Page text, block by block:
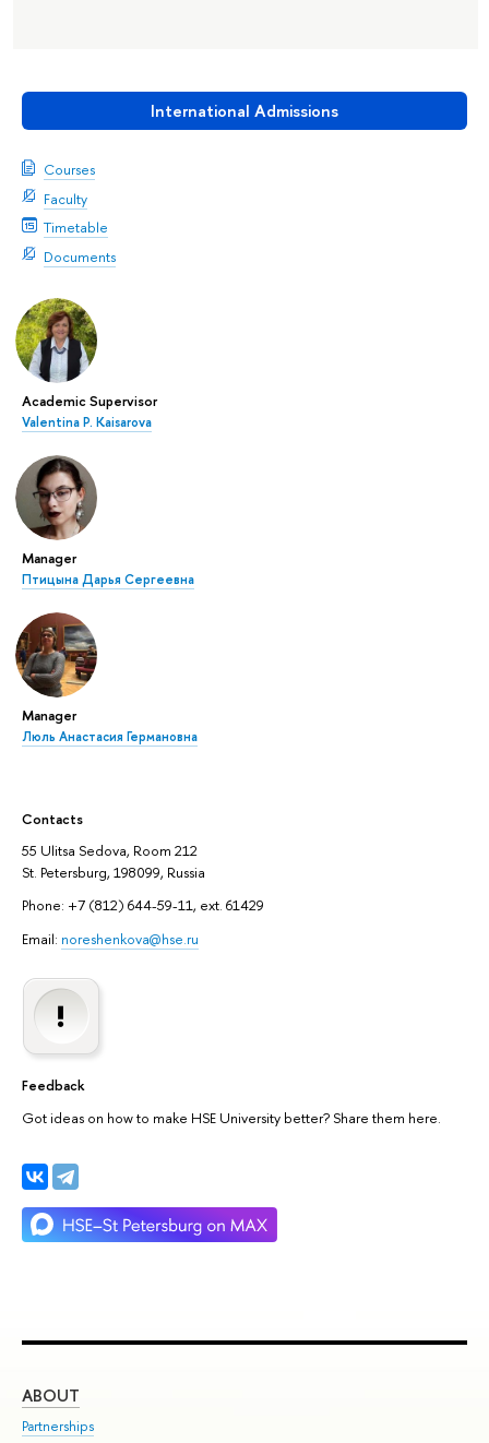
International Admissions
Courses
Faculty
Timetable
Documents
Academic Supervisor
Valentina P. Kaisarova
Manager
Птицына Дарья Сергеевна
Manager
Люль Анастасия Германовна
Contacts
55 Ulitsa Sedova, Room 212
St. Petersburg, 198099, Russia
Phone: +7 (812) 644-59-11, ext. 61429
Email: noreshenkova@hse.ru
Feedback
Got ideas on how to make HSE University better? Share them here.
ABOUT
Partnerships